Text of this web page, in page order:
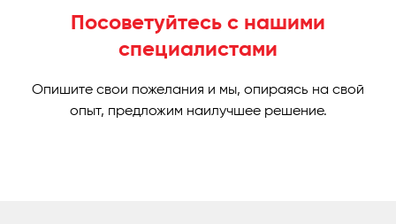
Посоветуйтесь с нашими
специалистами
Опишите свои пожелания и мы, опираясь на свой
опыт, предложим наилучшее решение.